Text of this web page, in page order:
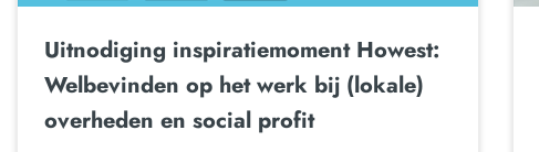
Uitnodiging inspiratiemoment Howest:
Welbevinden op het werk bij (lokale)
overheden en social profit